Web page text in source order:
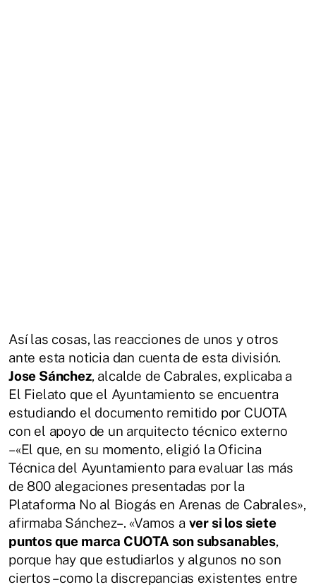
Así las cosas, las reacciones de unos y otros
ante esta noticia dan cuenta de esta división.
Jose Sánchez, alcalde de Cabrales, explicaba a
El Fielato que el Ayuntamiento se encuentra
estudiando el documento remitido por CUOTA
con el apoyo de un arquitecto técnico externo
–«El que, en su momento, eligió la Oficina
Técnica del Ayuntamiento para evaluar las más
de 800 alegaciones presentadas por la
Plataforma No al Biogás en Arenas de Cabrales»,
afirmaba Sánchez–. «Vamos a ver si los siete
puntos que marca CUOTA son subsanables,
porque hay que estudiarlos y algunos no son
ciertos –como la discrepancias existentes entre